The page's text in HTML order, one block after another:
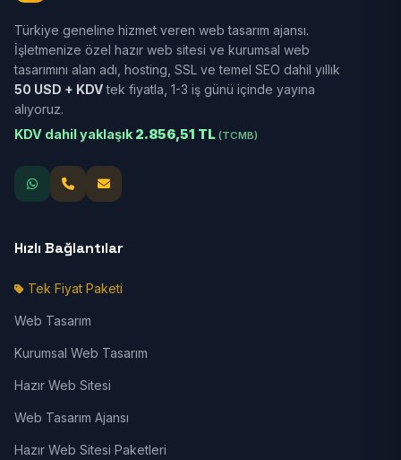
Türkiye geneline hizmet veren web tasarım ajansı.
İşletmenize özel hazır web sitesi ve kurumsal web
tasarımını alan adı, hosting, SSL ve temel SEO dahil yıllık
50 USD + KDVtek fiyatla, 1-3 iş günü içinde yayına
alıyoruz.
KDV dahil yaklaşık 2.856,51 TL (TCMB)
Hızlı Bağlantılar
Tek Fiyat Paketi
Web Tasarım
Kurumsal Web Tasarım
Hazır Web Sitesi
Web Tasarım Ajansı
Hazır Web Sitesi Paketleri